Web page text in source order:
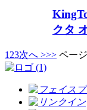
クタ
1 23次へ >>> ペー